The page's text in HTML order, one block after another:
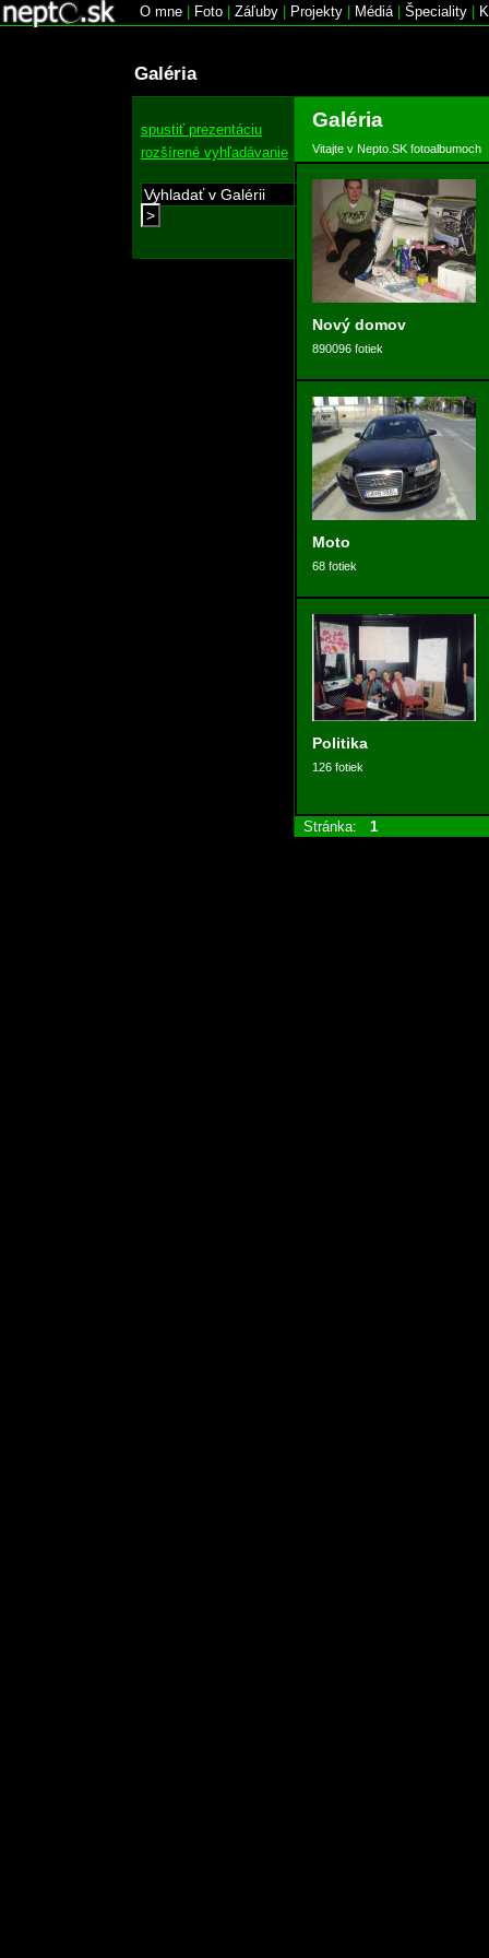
O mne Foto Záľuby Projekty Médiá| Špeciality
Galéria
spustiť prezentáciu
rozšírené vyhľadávanie
>
Galéria
Vitajte v Nepto.SK fotoalbumoch
Nový domov
890096 fotiek
Moto
68 fotiek
Politika
126 fotiek
Stránka: 1